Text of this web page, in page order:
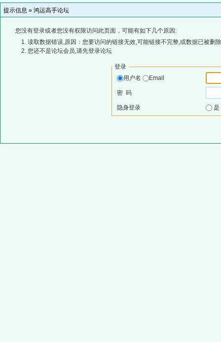
提示信息 » 鸿运高手论坛
您没有登录或者您没有权限访问此页面，可能有如下几个原因:
读取数据错误,原因：您要访问的链接无效,可能链接不完整,或数据已被删
您还不是论坛会员,请先登录论坛
登录
用户名
Email
密 码
隐身登录